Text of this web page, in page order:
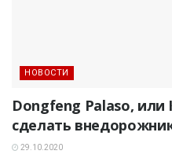
НОВОСТИ
Dongfeng Palaso,
сделать
29.10.2020